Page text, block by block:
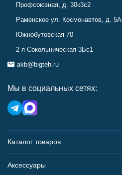
Профсоюзная, д. 30к3с2
Раменское ул. Космонавтов, д. 5А
Южнобутовская 70
2-я Сокольническая 3Бс1
akb@bigteh.ru
Мы в социальных сетях:
Каталог товаров
Аксессуары